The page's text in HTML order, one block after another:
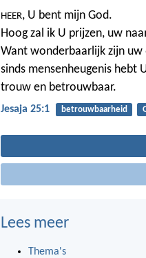
HEER, U bent mijn God.
Hoog zal ik U prijzen, uw
Want wonderbaarlijk zijn uw
sinds mensenheugenis hebt
trouw en betrouwbaar.
Jesaja 25:1 betrouwbaarheid
Lees meer
Thema's